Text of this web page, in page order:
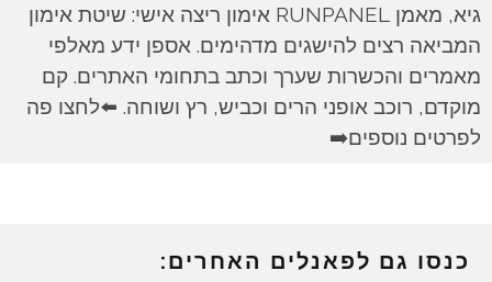
גיא, מאמן RUNPANEL אימון ריצה אישי: שיטת אימון
המביאה רצים להישגים מדהימים. אספן ידע מאלפי
מאמרים והכשרות שערך וכתב בתחומי האתרים. קם
מוקדם, רוכב אופני הרים וכביש, רץ ושוחה. ⬅️לחצו פה
לפרטים נוספים➡️
כנסו גם לפאנלים האחרים: